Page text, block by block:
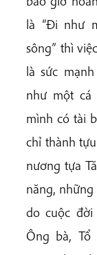
là “Đi như
sông” thì
là sức
như một
mình có tài
chỉ thành
nương tựa
năng,
do cuộc
Ông bà, Tổ